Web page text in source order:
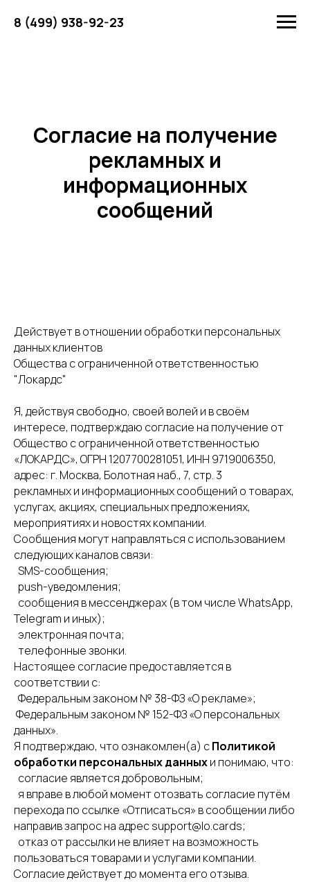
8 (499) 938-92-23
Согласие на получение
рекламных и
информационных
сообщений
Действует в отношении обработки персональных
данных клиентов
Общества с ограниченной ответственностью
"Локардс"
Я, действуя свободно, своей волей и в своём
интересе, подтверждаю согласие на получение от
Общество с ограниченной ответственностью
«ЛОКАРДС», ОГРН 1207700281051, ИНН 9719006350,
адрес: г. Москва, Болотная наб., 7, стр. 3
рекламных и информационных сообщений о товарах,
услугах, акциях, специальных предложениях,
мероприятиях и новостях компании.
Сообщения могут направляться с использованием
следующих каналов связи:
SMS-сообщения;
push-уведомления;
сообщения в мессенджерах (в том числе WhatsApp,
Telegram и иных);
электронная почта;
телефонные звонки.
Настоящее согласие предоставляется в
соответствии с:
Федеральным законом № 38-ФЗ «О рекламе»;
Федеральным законом № 152-ФЗ «О персональных
данных».
Я подтверждаю, что ознакомлен(а) сПолитикой
обработки персональных данныхи понимаю, что:
согласие является добровольным;
я вправе в любой момент отозвать согласие путём
перехода по ссылке «Отписаться» в сообщении либо
направив запрос на адрес support@lo.cards;
отказ от рассылки не влияет на возможность
пользоваться товарами и услугами компании.
Согласие действует до момента его отзыва.